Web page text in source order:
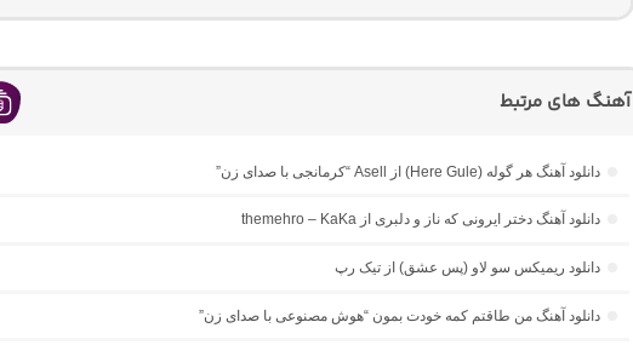
آهنگ های مرتبط
دانلود آهنگ هر گوله (Here Gule) از Asell “کرمانجی با صدای زن”
دانلود آهنگ دختر ایرونی که ناز و دلبری از themehro – KaKa
دانلود ریمیکس سو لاو (پس عشق) از تیک رپ
دانلود آهنگ من طاقتم کمه خودت بمون “هوش مصنوعی با صدای زن”